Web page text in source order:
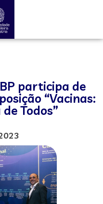
participa de
“Vacinas:
Todos”